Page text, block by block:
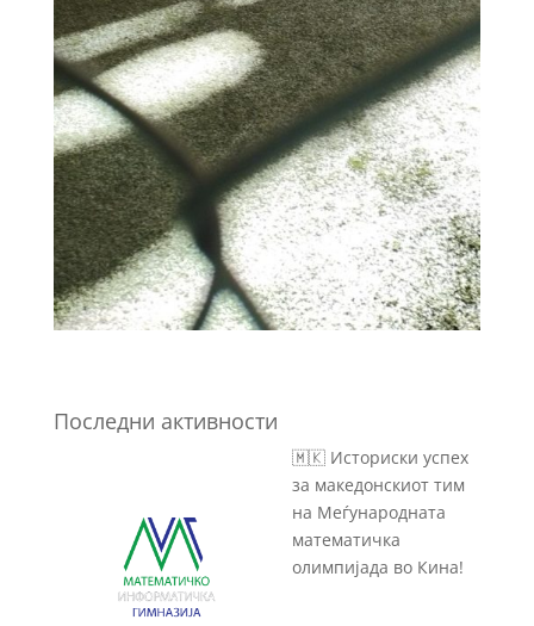
Последни активности
🇲🇰 Историски успех
за македонскиот тим
на Меѓународната
математичка
олимпијада во Кина!